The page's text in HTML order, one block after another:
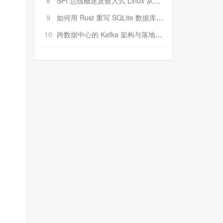
9
如何用 Rust 重写 SQLite 数据库（二）:是否有市场空间？
10 跨数据中心的 Kafka 架构与落地实战